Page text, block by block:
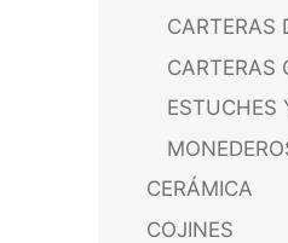
CARTERAS
CARTERAS
ESTUCHES
CERÁMICA
COJINES